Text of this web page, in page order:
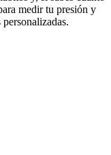
medir tu presión y